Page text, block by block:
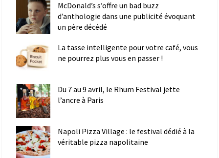
McDonald’s s’offre un bad buzz
d’anthologie dans une publicité évoquant
un père décédé
La tasse intelligente pour votre café, vous
ne pourrez plus vous en passer !
Du 7 au 9 avril, le Rhum Festival jette
l’ancre à Paris
Napoli Pizza Village : le festival dédié à la
véritable pizza napolitaine